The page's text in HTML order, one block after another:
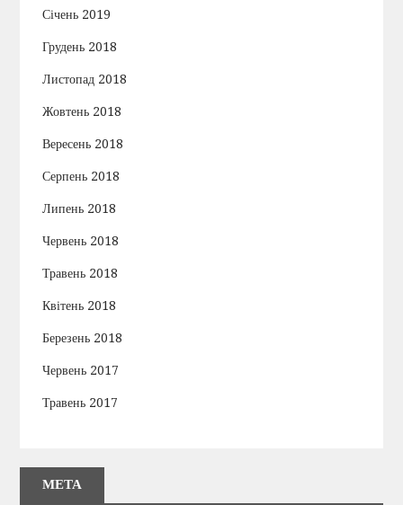
Січень 2019
Грудень 2018
Листопад 2018
Жовтень 2018
Вересень 2018
Серпень 2018
Липень 2018
Червень 2018
Травень 2018
Квітень 2018
Березень 2018
Червень 2017
Травень 2017
МЕТА